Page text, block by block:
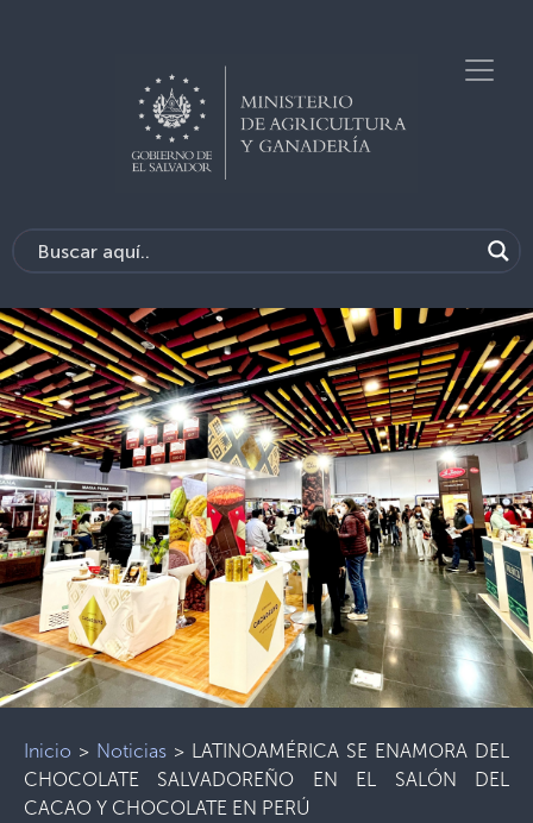
Inicio > Noticias > LATINOAMÉRICA SE ENAMORA DEL
CHOCOLATE SALVADOREÑO EN EL SALÓN DEL
CACAO Y CHOCOLATE EN PERÚ